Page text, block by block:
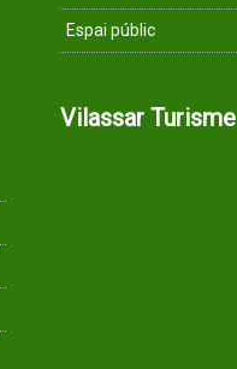
Espai públic
Vilassar Turisme